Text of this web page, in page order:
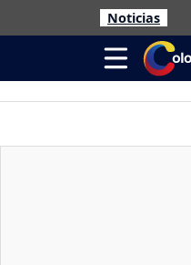
Noticias